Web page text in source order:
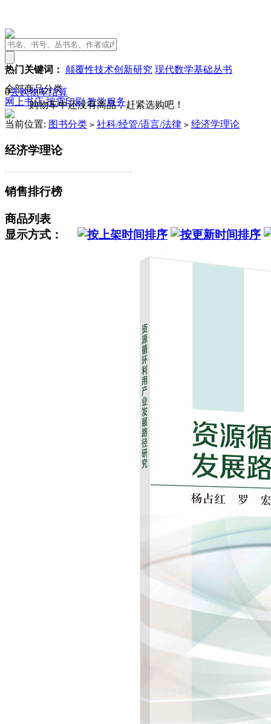
热门关键词： 颠覆性技术创新研究 现代数学基础丛书
0去购物车结算
购物车中还没有商品，赶紧选购吧！
全部商品分类
网上书店按需印刷 教学服务
当前位置: 图书分类 > 社科/经管/语言/法律 > 经济学理论
经济学理论
销售排行榜
商品列表
显示方式：